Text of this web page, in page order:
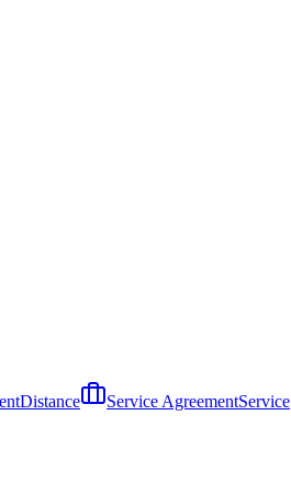
Distance Service AgreementService